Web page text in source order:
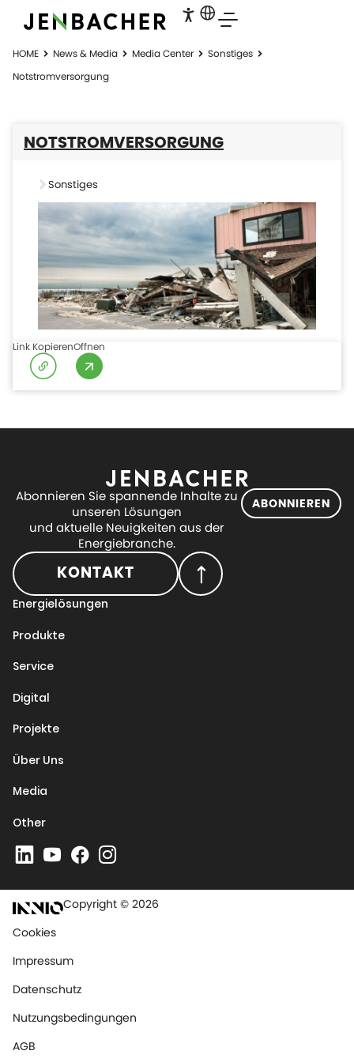
HOME News & Media Media Center
Sonstiges
Notstromversorgung
NOTSTROMVERSORGUNG
Sonstiges
Link KopierenOffnen
Abonnieren Sie spannende Inhalte zu
unseren Lösungen
und aktuelle Neuigkeiten aus der
Energiebranche.
ABONNIEREN
KONTAKT
Energielösungen
Produkte
Service
Digital
Projekte
Über Uns
Media
Other
Copyright © 2026
Cookies
Impressum
Datenschutz
Nutzungsbedingungen
AGB